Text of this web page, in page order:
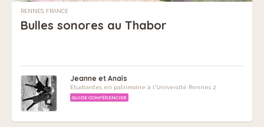
RENNES, FRANCE
Bulles sonores au Thabor
Jeanne et Anaïs
Etudiantes en patrimoine à l'Université Rennes 2
GUIDE CONFÉRENCIER